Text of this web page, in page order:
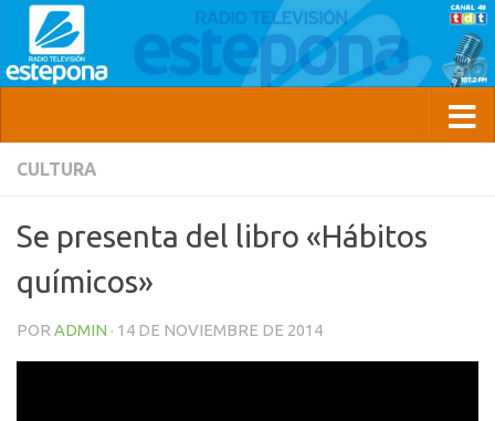
CULTURA
Se presenta del libro «Hábitos
químicos»
POR ADMIN · 14 DE NOVIEMBRE DE 2014